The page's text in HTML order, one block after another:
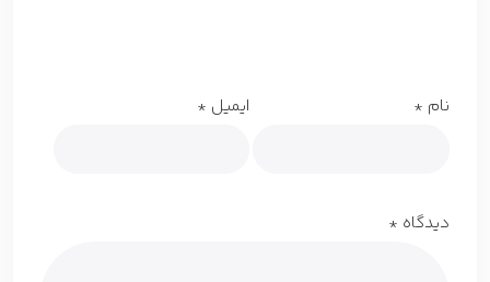
نام * ایمیل *
دیدگاه *